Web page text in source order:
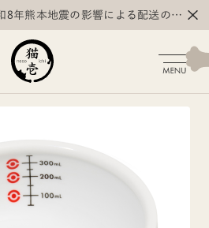
8年熊本地震の影響による配送の遅
いて